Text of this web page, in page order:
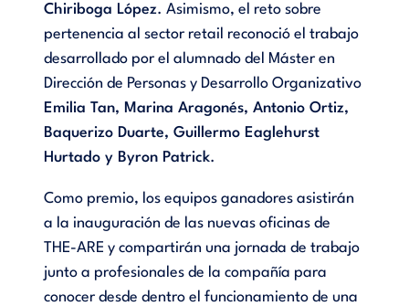
Chiriboga López. Asimismo, el reto sobre
pertenencia al sector retail reconoció el trabajo
desarrollado por el alumnado del Máster en
Dirección de Personas y Desarrollo Organizativo
Emilia Tan, Marina Aragonés, Antonio Ortiz,
Baquerizo Duarte, Guillermo Eaglehurst
Hurtado y Byron Patrick.
Como premio, los equipos ganadores asistirán
a la inauguración de las nuevas oficinas de
THE-ARE y compartirán una jornada de trabajo
junto a profesionales de la compañía para
conocer desde dentro el funcionamiento de una